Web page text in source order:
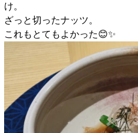
け。
ざっと切ったナッツ。
これもとてもよかった😊✨️